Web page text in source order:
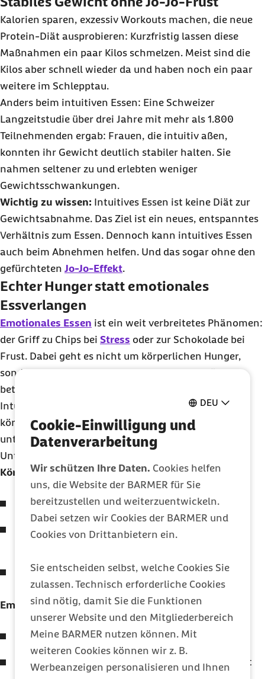
DEU
Cookie-Einwilligung und
Datenverarbeitung
Wir schützen Ihre Daten. Cookies helfen
uns, die Website der BARMER für Sie
bereitzustellen und weiterzuentwickeln.
Dabei setzen wir Cookies der BARMER und
Cookies von Drittanbietern ein.
Sie entscheiden selbst, welche Cookies Sie
zulassen. Technisch erforderliche Cookies
sind nötig, damit Sie die Funktionen
unserer Website und den Mitgliederbereich
Meine BARMER nutzen können. Mit
weiteren Cookies können wir z. B.
Werbeanzeigen personalisieren und Ihnen
Kalorien sparen, exzessiv Workouts machen, die neue
Protein-Diät ausprobieren: Kurzfristig lassen diese
Maßnahmen ein paar Kilos schmelzen. Meist sind die
Kilos aber schnell wieder da und haben noch ein paar
weitere im Schlepptau.
Anders beim intuitiven Essen: Eine Schweizer
Langzeitstudie über drei Jahre mit mehr als 1.800
Teilnehmenden ergab: Frauen, die intuitiv aßen,
konnten ihr Gewicht deutlich stabiler halten. Sie
nahmen seltener zu und erlebten weniger
Gewichtsschwankungen.
Wichtig zu wissen: Intuitives Essen ist keine Diät zur
Gewichtsabnahme. Das Ziel ist ein neues, entspanntes
Verhältnis zum Essen. Dennoch kann intuitives Essen
auch beim Abnehmen helfen. Und das sogar ohne den
gefürchteten Jo-Jo-Effekt.
Echter Hunger statt emotionales
Essverlangen
Emotionales Essen ist ein weit verbreitetes Phänomen:
der Griff zu Chips bei Stress oder zur Schokolade bei
Frust. Dabei geht es nicht um körperlichen Hunger,
sondern um den Versuch, unangenehme Gefühle zu
betäuben.
Intuitives Essen setzt genau hier an. Es lehrt dich,
körperlichen Hunger von emotionalem Appetit zu
unterscheiden. Diese Checkliste hilft dir, den
Unterschied zu erkennen.
Körperlicher Hunger:
Entwickelt sich allmählich
Äußert sich durch Magenknurren, Müdigkeit,
Lässt sich mit vielen unterschiedlichen
Lebensmitteln stillen
Emotionaler Appetit:
Kommt plötzlich
Verlangt nach bestimmten Lebensmitteln (meist